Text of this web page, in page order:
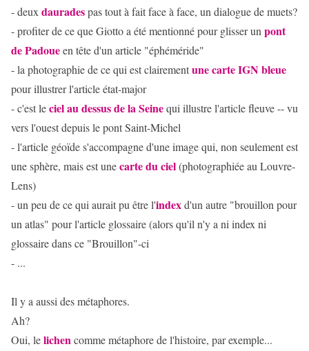
- deux dauradespas tout à fait face à face, un dialogue de muets?
- profiter de ce que Giotto a été mentionné pour glisser un pont
de Padoueen tête d'un article "éphéméride"
- la photographie de ce qui est clairementune carte IGN bleue
pour illustrer l'article état-major
- c'est leciel au dessus de la Seinequi illustre l'article fleuve -- vu
vers l'ouest depuis le pont Saint-Michel
- l'article géoïde s'accompagne d'une image qui, non seulement est
une sphère, mais est unecarte du ciel(photographiée au Louvre-
Lens)
- un peu de ce qui aurait pu être l'indexd'un autre "brouillon pour
un atlas" pour l'article glossaire (alors qu'il n'y a ni index ni
glossaire dans ce "Brouillon"-ci
- ...
Il y a aussi des métaphores.
Ah?
Oui, lelichencomme métaphore de l'histoire, par exemple...